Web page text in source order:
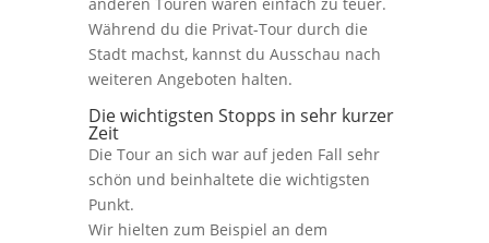
Während du die Privat-Tour durch die
Stadt machst, kannst du Ausschau nach
weiteren Angeboten halten.
Die wichtigsten Stopps in sehr kurzer
Zeit
Die Tour an sich war auf jeden Fall sehr
schön und beinhaltete die wichtigsten
Punkt.
Wir hielten zum Beispiel an dem